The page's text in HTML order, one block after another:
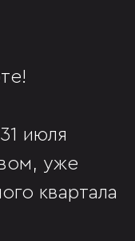
июля
уже
квартала